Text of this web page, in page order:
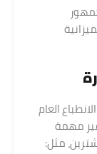
العام
غير مهمة
مثل: